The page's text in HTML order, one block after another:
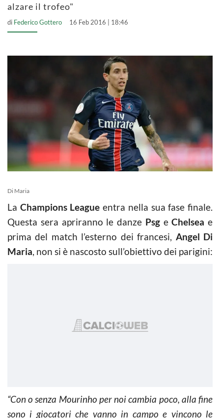
alzare il trofeo"
di Federico Gottero 16 Feb 2016 | 18:46
Di Maria
La Champions League entra nella sua fase finale.
Questa sera apriranno le danze PsgeChelsea e
prima del match l’esterno dei francesi, Angel Di
Maria, non si è nascosto sull’obiettivo dei parigini:
“Con o senza Mourinho per noi cambia poco, alla fine
sono i giocatori che vanno in campo e vincono le